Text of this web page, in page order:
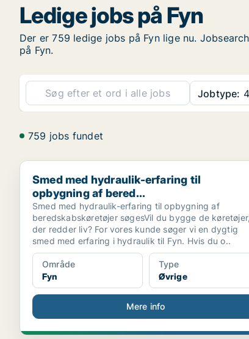
Ledige jobs på Fyn
Der er 759 ledige jobs på Fyn lige nu.
på Fyn.
Jobtype:
759 jobs fundet
Smed med hydraulik-erfaring til opbygning af
Smed med hydraulik-erfaring til
opbygning af bered...
Smed med hydraulik-erfaring til opbygning af
beredskabskøretøjer søgesVil du bygge de køretøjer,
der redder liv? For vores kunde søger vi en dygtig
smed med erfaring i hydraulik til Fyn. Hvis du o..
Område
Fyn
Type
Øvrige
Mere info